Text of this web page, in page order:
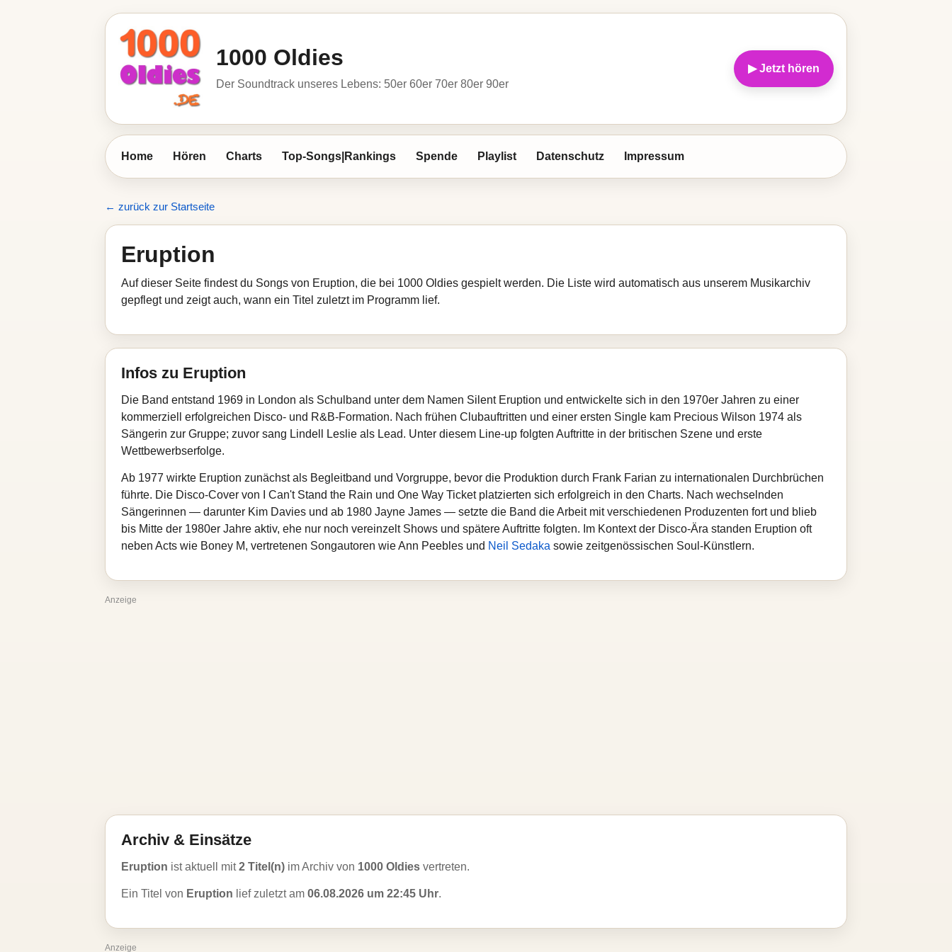
1000 Oldies
Der Soundtrack unseres Lebens: 50er 60er 70er 80er 90er
▶ Jetzt hören
Home Hören Charts Top-Songs|Rankings Spende Playlist Datenschutz Impressum
← zurück zur Startseite
Eruption
Auf dieser Seite findest du Songs von Eruption, die bei 1000 Oldies gespielt werden. Die Liste wird automatisch aus unserem Musikarchiv
gepflegt und zeigt auch, wann ein Titel zuletzt im Programm lief.
Infos zu Eruption
Die Band entstand 1969 in London als Schulband unter dem Namen Silent Eruption und entwickelte sich in den 1970er Jahren zu einer
kommerziell erfolgreichen Disco- und R&B-Formation. Nach frühen Clubauftritten und einer ersten Single kam Precious Wilson 1974 als
Sängerin zur Gruppe; zuvor sang Lindell Leslie als Lead. Unter diesem Line-up folgten Auftritte in der britischen Szene und erste
Wettbewerbserfolge.
Ab 1977 wirkte Eruption zunächst als Begleitband und Vorgruppe, bevor die Produktion durch Frank Farian zu internationalen Durchbrüchen
führte. Die Disco-Cover von I Can't Stand the Rain und One Way Ticket platzierten sich erfolgreich in den Charts. Nach wechselnden
Sängerinnen — darunter Kim Davies und ab 1980 Jayne James — setzte die Band die Arbeit mit verschiedenen Produzenten fort und blieb
bis Mitte der 1980er Jahre aktiv, ehe nur noch vereinzelt Shows und spätere Auftritte folgten. Im Kontext der Disco-Ära standen Eruption oft
neben Acts wie Boney M, vertretenen Songautoren wie Ann Peebles und Neil Sedaka sowie zeitgenössischen Soul-Künstlern.
Anzeige
Archiv & Einsätze
Eruption ist aktuell mit2 Titel(n) im Archiv von 1000 Oldies vertreten.
Ein Titel von Eruption lief zuletzt am 06.08.2026 um 22:45 Uhr.
Anzeige